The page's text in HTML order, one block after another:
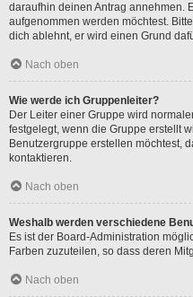
daraufhin deinen Antrag annehmen.
aufgenommen werden möchtest.
dich ablehnt, er wird einen Grund
Nach oben
Wie werde ich Gruppenleiter?
Der Leiter einer Gruppe wird
festgelegt, wenn die Gruppe erstellt
Benutzergruppe erstellen möchtest,
kontaktieren.
Nach oben
Weshalb werden verschiedene
Es ist der Board-Administration
Farben zuzuteilen, so dass deren
Nach oben